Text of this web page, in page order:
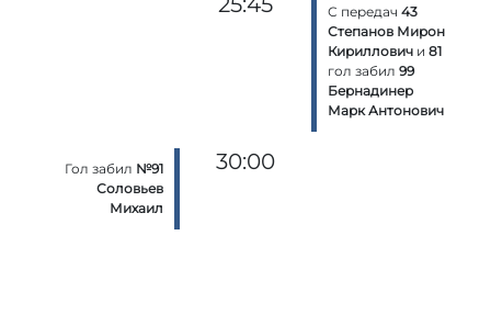
С передач 43
Степанов Мирон
Кирилловичи 81
гол забил 99
Бернадинер
Марк Антонович
Гол забил №91
Соловьев
Михаил
30:00